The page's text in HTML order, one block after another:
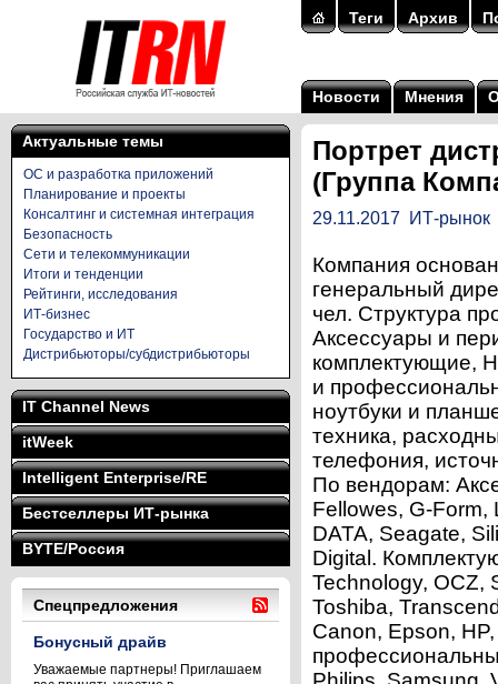
Теги Архив
Новости Мнения
Актуальные темы
ОС и разработка приложений
Планирование и проекты
Консалтинг и системная интеграция
Безопасность
Сети и телекоммуникации
Итоги и тенденции
Рейтинги, исследования
ИТ-бизнес
Государство и ИТ
Дистрибьюторы/субдистрибьюторы
IT Channel News
itWeek
Intelligent Enterprise/RE
Бестселлеры ИТ-рынка
BYTE/Россия
Спецпредложения
Бонусный драйв
Уважаемые партнеры! Приглашаем
Портрет
(Группа
29.11.2017 ИТ-рынок
Компания
генеральный
чел. Структура
Аксессуары и
комплектующие,
и
ноутбуки и
техника,
телефония,
По вендорам:
Fellowes, G-Form,
DATA, Seagate,
Digital.
Technology, OCZ,
Toshiba,
Canon, Epson,